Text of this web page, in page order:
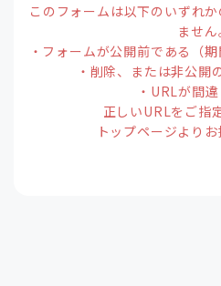
このフォームは以下のいずれ
ません
・フォームが公開前である（
・削除、または非公開
・URLが間
正しいURLをご指
トップページよりお